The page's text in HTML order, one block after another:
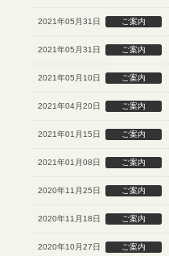
2021年05月31日 ご案内
2021年05月31日 ご案内
2021年05月10日 ご案内
2021年04月20日 ご案内
2021年01月15日 ご案内
2021年01月08日 ご案内
2020年11月25日 ご案内
2020年11月18日 ご案内
2020年10月27日 ご案内